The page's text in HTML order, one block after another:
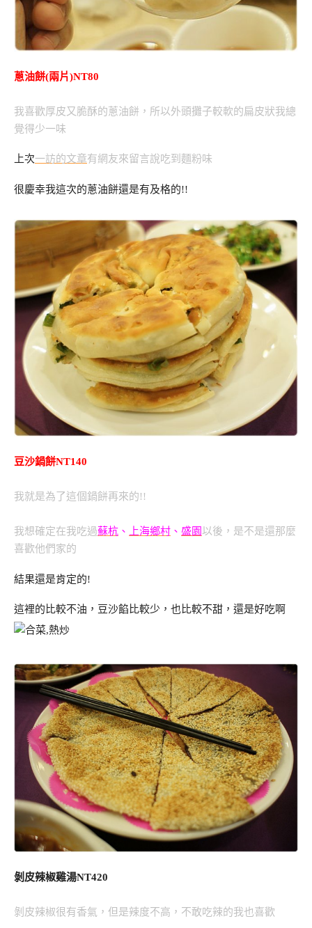
蔥油餅(兩片)NT80
我喜歡厚皮又脆酥的蔥油餅，所以外頭攤子較軟的扁皮狀我總
覺得少一味
上次一訪的文章有網友來留言說吃到麵粉味
很慶幸我這次的蔥油餅還是有及格的!!
豆沙鍋餅NT140
我就是為了這個鍋餅再來的!!
我想確定在我吃過蘇杭 、 上海鄉村 、 盛園 以後，是不是還那麼
喜歡他們家的
結果還是肯定的!
這裡的比較不油，豆沙餡比較少，也比較不甜，還是好吃啊
剝皮辣椒雞湯NT420
剝皮辣椒很有香氣，但是辣度不高，不敢吃辣的我也喜歡